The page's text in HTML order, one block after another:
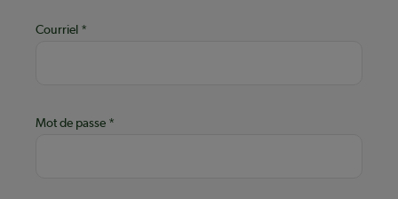
Courriel
Mot de passe